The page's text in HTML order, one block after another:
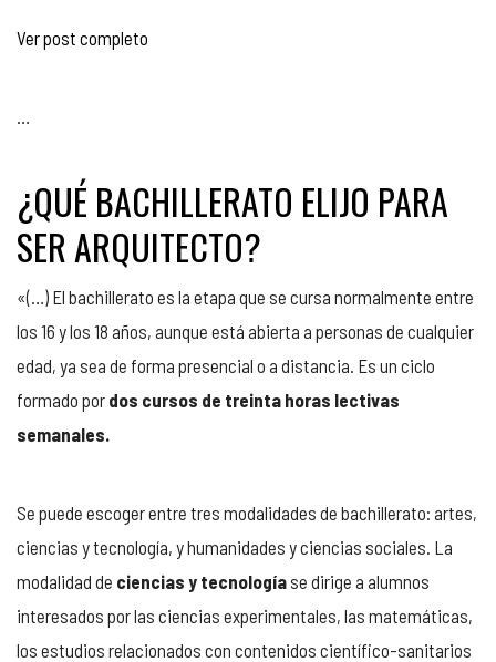
Ver post completo
¿QUÉ BACHILLERATO ELIJO PARA
SER ARQUITECTO?
«(…) El bachillerato es la etapa que se cursa normalmente entre
los 16 y los 18 años, aunque está abierta a personas de cualquier
edad, ya sea de forma presencial o a distancia. Es un ciclo
formado por dos cursos de treinta horas lectivas
semanales.
Se puede escoger entre tres modalidades de bachillerato: artes,
ciencias y tecnología, y humanidades y ciencias sociales. La
modalidad de ciencias y tecnologíase dirige a alumnos
interesados por las ciencias experimentales, las matemáticas,
los estudios relacionados con contenidos científico-sanitarios